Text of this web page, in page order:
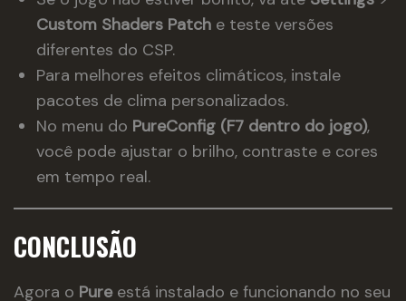
Custom Shaders Patch e teste versões
diferentes do CSP.
Para melhores efeitos climáticos, instale
pacotes de clima personalizados.
No menu do PureConfig (F7 dentro do jogo),
você pode ajustar o brilho, contraste e cores
em tempo real.
CONCLUSÃO
Agora o Pureestá instalado e funcionando no seu